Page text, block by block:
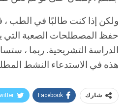
ولكن إذا كنت طالبًا في الطب
حفظ المصطلحات الصعبة التي
الدراسة التشريحية. ربما ،
هذه في الاستدعاء النشط
شارك Facebook